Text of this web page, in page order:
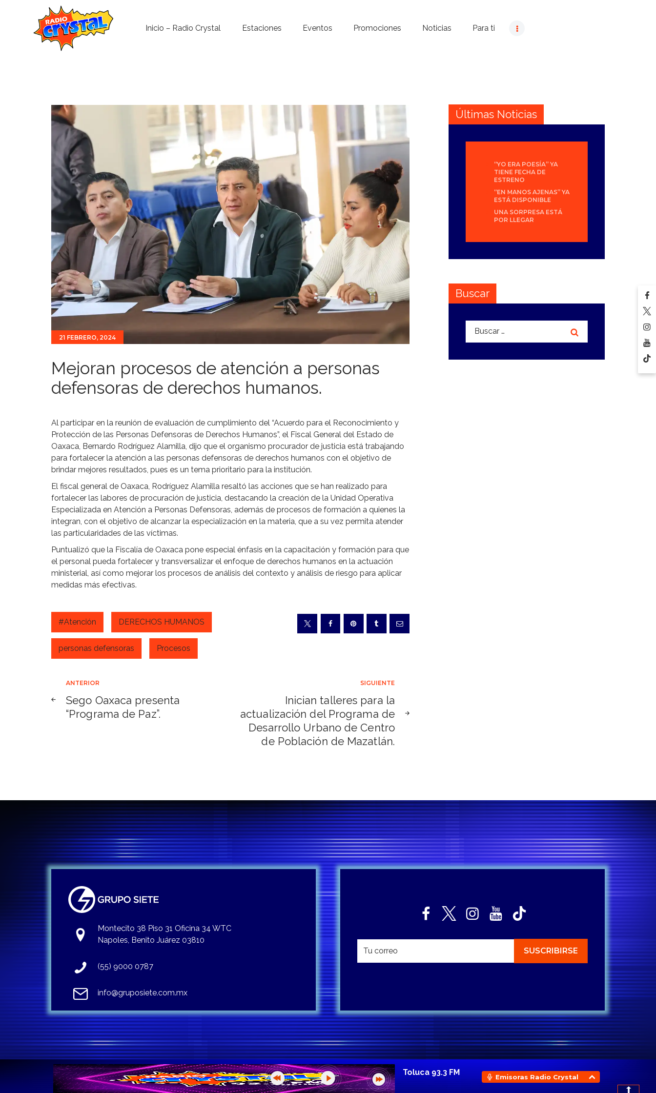
Inicio – Radio Crystal Estaciones Eventos Promociones Noticias Para ti
Noticias
Para ti
Contacto
21 FEBRERO, 2024
Mejoran procesos de atención a personas
defensoras de derechos humanos.
Al participar en la reunión de evaluación de cumplimiento del “Acuerdo para el Reconocimiento y
Protección de las Personas Defensoras de Derechos Humanos”, el Fiscal General del Estado de
Oaxaca, Bernardo Rodríguez Alamilla, dijo que el organismo procurador de justicia está trabajando
para fortalecer la atención a las personas defensoras de derechos humanos con el objetivo de
brindar mejores resultados, pues es un tema prioritario para la institución.
El fiscal general de Oaxaca, Rodríguez Alamilla resaltó las acciones que se han realizado para
fortalecer las labores de procuración de justicia, destacando la creación de la Unidad Operativa
Especializada en Atención a Personas Defensoras, además de procesos de formación a quienes la
integran, con el objetivo de alcanzar la especialización en la materia, que a su vez permita atender
las particularidades de las víctimas.
Puntualizó que la Fiscalía de Oaxaca pone especial énfasis en la capacitación y formación para que
el personal pueda fortalecer y transversalizar el enfoque de derechos humanos en la actuación
ministerial, así como mejorar los procesos de análisis del contexto y análisis de riesgo para aplicar
medidas más efectivas.
#Atención DERECHOS HUMANOS
personas defensoras Procesos
Navegación
de
ANTERIOR
Sego Oaxaca presenta
“Programa de Paz”.
SIGUIENTE
Inician talleres para la
actualización del Programa de
Desarrollo Urbano de Centro
de Población de Mazatlán.
Últimas Noticias
“YO ERA POESÍA” YA
TIENE FECHA DE
ESTRENO
“EN MANOS AJENAS” YA
ESTÁ DISPONIBLE
UNA SORPRESA ESTÁ
POR LLEGAR
Buscar
Buscar:
Montecito 38 Piso 31 Oficina 34 WTC
Napoles, Benito Juárez 03810
(55) 9000 0787
info@gruposiete.com.mx
Emisoras Radio Crystal
Toluca 93.3 FM